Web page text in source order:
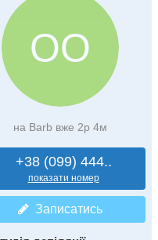
ОО
на Barb вже 2р 4м
+38 (099) 444..
показати номер
Записатись